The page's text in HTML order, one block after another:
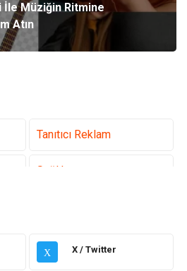
Müziğin Ritmine
Atın
Tanıtıcı Reklam
Sağlık
Elektrik Elektronik
X X / Twitter